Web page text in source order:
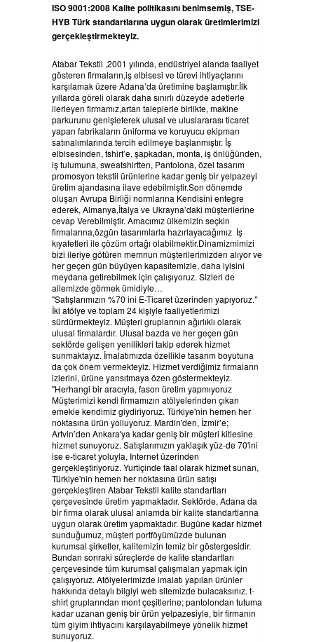
ISO 9001:2008 Kalite politikasını benimsemiş, TSE-
HYB Türk standartlarına uygun olarak üretimlerimizi
gerçekleştirmekteyiz.
Atabar Tekstil ,2001 yılında, endüstriyel alanda faaliyet
gösteren firmaların,iş elbisesi ve türevi ihtiyaçlarını
karşılamak üzere Adana’da üretimine başlamıştır.İlk
yıllarda göreli olarak daha sınırlı düzeyde adetlerle
ilerleyen firmamız,artan taleplerle birlikte, makine
parkurunu genişleterek ulusal ve uluslararası ticaret
yapan fabrikaların üniforma ve koruyucu ekipman
satınalımlarında tercih edilmeye başlanmıştır. İş
elbisesinden, tshirt’e, şapkadan, monta, iş önlüğünden,
iş tulumuna, sweatshirtten, Pantolona, özel tasarım
promosyon tekstil ürünlerine kadar geniş bir yelpazeyi
üretim ajandasına ilave edebilmiştir.Son dönemde
oluşan Avrupa Birliği normlarına Kendisini entegre
ederek, Almanya,İtalya ve Ukrayna’daki müşterilerine
cevap Verebilmiştir. Amacımız ülkemizin seçkin
firmalarına,özgün tasarımlarla hazırlayacağımız İş
kıyafetleri ile çözüm ortağı olabilmektir.Dinamizmimizi
bizi ileriye götüren memnun müşterilerimizden alıyor ve
her geçen gün büyüyen kapasitemizle, daha iyisini
meydana getirebilmek için çalışıyoruz. Sizleri de
ailemizde görmek ümidiyle…
"Satışlarımızın %70 ini E-Ticaret üzerinden yapıyoruz."
İki atölye ve toplam 24 kişiyle faaliyetlerimizi
sürdürmekteyiz. Müşteri gruplarının ağırlıklı olarak
ulusal firmalardır. Ulusal bazda ve her geçen gün
sektörde gelişen yenilikleri takip ederek hizmet
sunmaktayız. İmalatımızda özellikle tasarım boyutuna
da çok önem vermekteyiz. Hizmet verdiğimiz firmaların
izlerini, ürüne yansıtmaya özen göstermekteyiz.
"Herhangi bir aracıyla, fason üretim yapmıyoruz
Müşterimizi kendi firmamızın atölyelerinden çıkan
emekle kendimiz giydiriyoruz. Türkiye'nin hemen her
noktasına ürün yolluyoruz. Mardin'den, İzmir’e;
Artvin’den Ankara'ya kadar geniş bir müşteri kitlesine
hizmet sunuyoruz. Satışlarımızın yaklaşık yüz-de 70'ini
ise e-ticaret yoluyla, Internet üzerinden
gerçekleştiriyoruz. Yurtiçinde faal olarak hizmet sunan,
Türkiye'nin hemen her noktasına ürün satışı
gerçekleştiren Atabar Tekstil kalite standartları
çerçevesinde üretim yapmaktadır. Sektörde, Adana da
bir firma olarak ulusal anlamda bir kalite standartlarına
uygun olarak üretim yapmaktadır. Bugüne kadar hizmet
sunduğumuz, müşteri portföyümüzde bulunan
kurumsal şirketler, kalitemizin temiz bir göstergesidir.
Bundan sonraki süreçlerde de kalite standartları
çerçevesinde tüm kurumsal çalışmaları yapmak için
çalışıyoruz. Atölyelerimizde imalatı yapılan ürünler
hakkında detaylı bilgiyi web sitemizde bulacaksınız. t-
shirt gruplarından mont çeşitlerine; pantolondan tutuma
kadar uzanan geniş bir ürün yelpazesiyle, bir firmanın
tüm giyim ihtiyacını karşılayabilmeye yönelik hizmet
sunuyoruz.